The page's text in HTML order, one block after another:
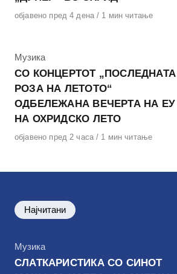
Објавено
објавено пред 4 дена 1 мин читање
КАтегорија
Музика
СО КОНЦЕРТОТ „ПОСЛЕДНАТА
РОЗА НА ЛЕТОТО“
ОДБЕЛЕЖАНА ВЕЧЕРТА НА ЕУ
НА ОХРИДСКО ЛЕТО
Објавено
објавено пред 2 часа 1 мин читање
Најчитани
КАтегорија
Музика
СЛАТКАРИСТИКА СО СИНОТ